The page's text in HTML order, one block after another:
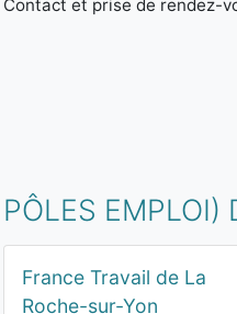
Contact et prise de rendez-
EMPLOI)
France Travail de La
Roche-sur-Yon